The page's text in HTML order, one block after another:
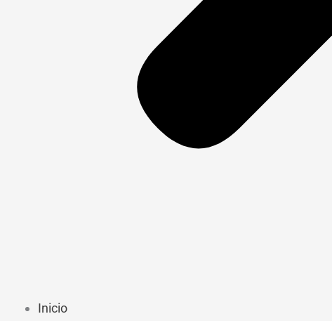
Inicio